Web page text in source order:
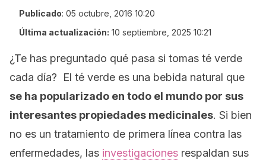
Publicado: 05 octubre, 2016 10:20
Última actualización: 10 septiembre, 2025 10:21
¿Te has preguntado qué pasa si tomas té verde
cada día? El té verde es una bebida natural que
se ha popularizado en todo el mundo por sus
interesantes propiedades medicinales. Si bien
no es un tratamiento de primera línea contra las
enfermedades, las investigaciones respaldan sus